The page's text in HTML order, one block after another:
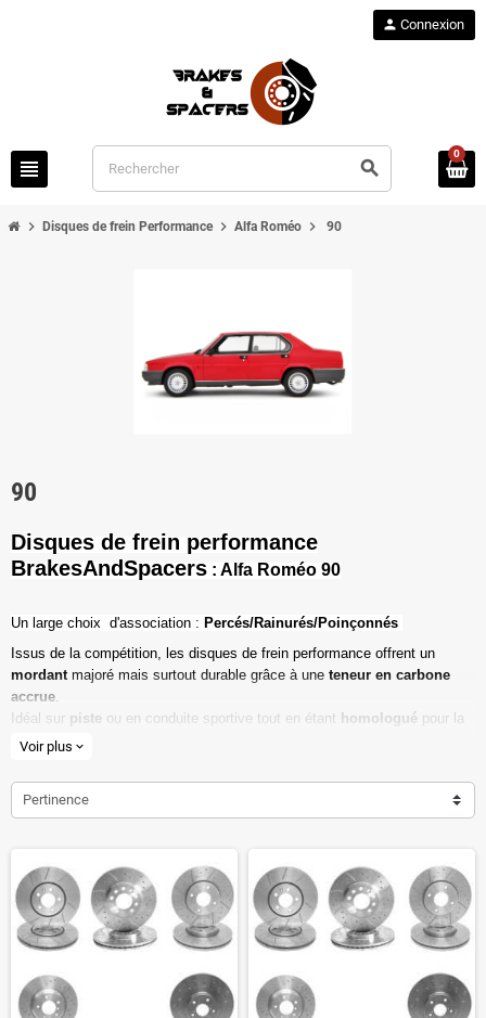
view_headline search
person Connexion
0
chevron_right Disques de frein Performance chevron_right Alfa Roméo chevron_right 90
90
Disques de frein performance
BrakesAndSpacers : Alfa Roméo 90
Un l arge choix d'association : Percés/Rainurés/Poinçonnés
Issus de la compétition, les disques de frein performance offrent un
mordant majoré mais surtout durable grâce à une teneur en carbone
accrue.
Idéal sur piste ou en conduite sportive tout en étant homologué pour la
route ouverte.
Dimensions d'origine respectées
Installation en lieu et place.
Homologué pour le contrôle technique
Voir plus expand_more
Pertinence